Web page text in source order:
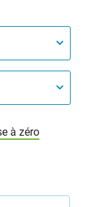
à zéro